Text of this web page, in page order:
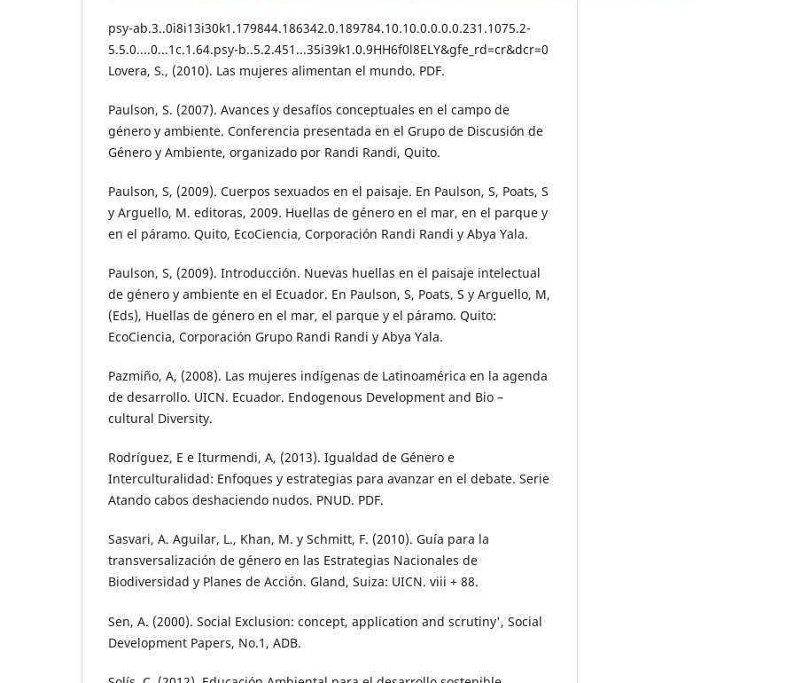
psy-ab.3..0i8i13i30k1.179844.186342.0.189784.10.10.0.0.0.0.231.1075.2-
5.5.0....0...1c.1.64.psy-b..5.2.451...35i39k1.0.9HH6f0l8ELY&gfe_rd=cr&dcr=0
Lovera, S., (2010). Las mujeres alimentan el mundo. PDF.
Paulson, S. (2007). Avances y desafíos conceptuales en el campo de
género y ambiente. Conferencia presentada en el Grupo de Discusión de
Género y Ambiente, organizado por Randi Randi, Quito.
Paulson, S, (2009). Cuerpos sexuados en el paisaje. En Paulson, S, Poats, S
y Arguello, M. editoras, 2009. Huellas de género en el mar, en el parque y
en el páramo. Quito, EcoCiencia, Corporación Randi Randi y Abya Yala.
Paulson, S, (2009). Introducción. Nuevas huellas en el paisaje intelectual
de género y ambiente en el Ecuador. En Paulson, S, Poats, S y Arguello, M,
(Eds), Huellas de género en el mar, el parque y el páramo. Quito:
EcoCiencia, Corporación Grupo Randi Randi y Abya Yala.
Pazmiño, A, (2008). Las mujeres indígenas de Latinoamérica en la agenda
de desarrollo. UICN. Ecuador. Endogenous Development and Bio –
cultural Diversity.
Rodríguez, E e Iturmendi, A, (2013). Igualdad de Género e
Interculturalidad: Enfoques y estrategias para avanzar en el debate. Serie
Atando cabos deshaciendo nudos. PNUD. PDF.
Sasvari, A. Aguilar, L., Khan, M. y Schmitt, F. (2010). Guía para la
transversalización de género en las Estrategias Nacionales de
Biodiversidad y Planes de Acción. Gland, Suiza: UICN. viii + 88.
Sen, A. (2000). Social Exclusion: concept, application and scrutiny', Social
Development Papers, No.1, ADB.